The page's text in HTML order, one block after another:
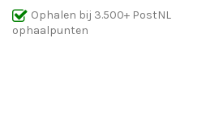
Ophalen bij 3.500+ PostNL
ophaalpunten